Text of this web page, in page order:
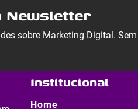
Newsletter
sobre Marketing Digital.
Institucional
Home